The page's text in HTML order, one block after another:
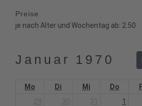
Preise
je nach Alter und Wochentag ab: 2.50
Januar 1970
Mo Di Mi Do
1